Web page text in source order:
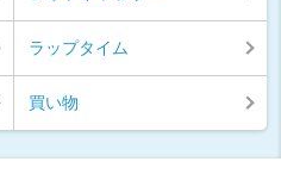
ラップタイム
買い物